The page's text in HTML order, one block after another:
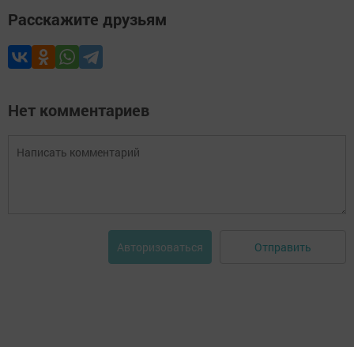
Расскажите друзьям
Нет комментариев
Авторизоваться Отправить